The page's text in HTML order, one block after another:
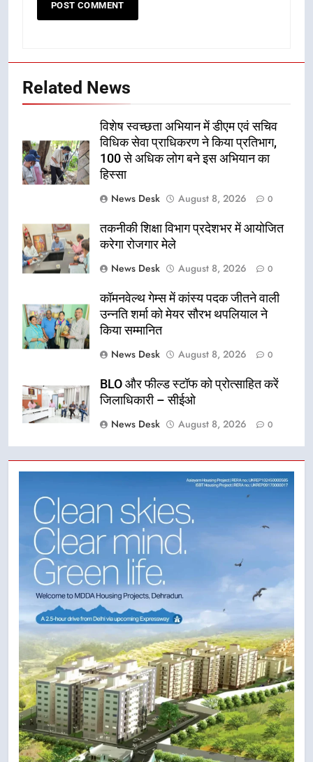
Related News
विशेष स्वच्छता अभियान में डीएम एवं सचिव
विधिक सेवा प्राधिकरण ने किया प्रतिभाग,
100 से अधिक लोग बने इस अभियान का
हिस्सा
News Desk
August 8, 2026 0
तकनीकी शिक्षा विभाग प्रदेशभर में आयोजित
करेगा रोजगार मेले
News Desk
August 8, 2026 0
कॉमनवेल्थ गेम्स में कांस्य पदक जीतने वाली
उन्नति शर्मा को मेयर सौरभ थपलियाल ने
किया सम्मानित
News Desk
August 8, 2026 0
BLO और फील्ड स्टॉफ को प्रोत्साहित करें
जिलाधिकारी – सीईओ
News Desk
August 8, 2026 0